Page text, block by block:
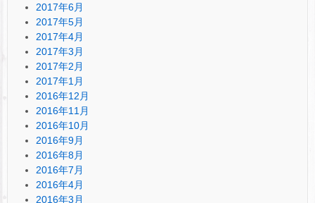
2017年6月
2017年5月
2017年4月
2017年3月
2017年2月
2017年1月
2016年12月
2016年11月
2016年10月
2016年9月
2016年8月
2016年7月
2016年4月
2016年3月